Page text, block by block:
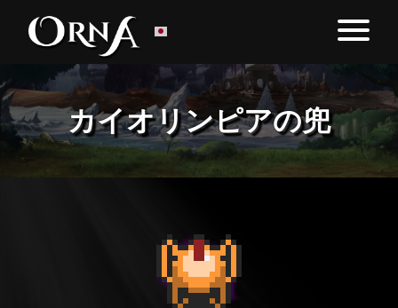
カイオリンピアの兜